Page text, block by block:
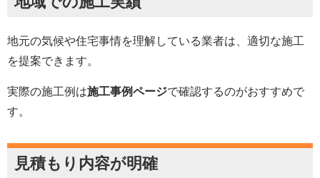
地元の気候や住宅事情を理解している業者は、適切な施工
を提案できます。
実際の施工例は施工事例ページで確認するのがおすすめで
す。
見積もり内容が明確